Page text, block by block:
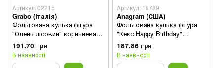
Артикул: 02215
Grabo (Італія)
Фольгована кулька фігура
"Олень лісовий" коричнева
Grabo 45" (112,5 см) 1 шт
191.70 грн
В наявності
Артикул: 19789
Anagram (США)
Фольгована кулька фігура
"Кекс Happy Birthday"
Anagram 55х73 см. (1шт)
187.86 грн
В наявності